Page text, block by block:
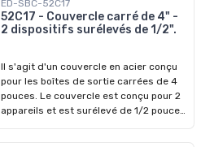
ED-SBC-52C17
52C17 - Couvercle carré de 4" -
2 dispositifs surélevés de 1/2".
Il s'agit d'un couvercle en acier conçu
pour les boîtes de sortie carrées de 4
pouces. Le couvercle est conçu pour 2
appareils et est surélevé de 1/2 pouce.